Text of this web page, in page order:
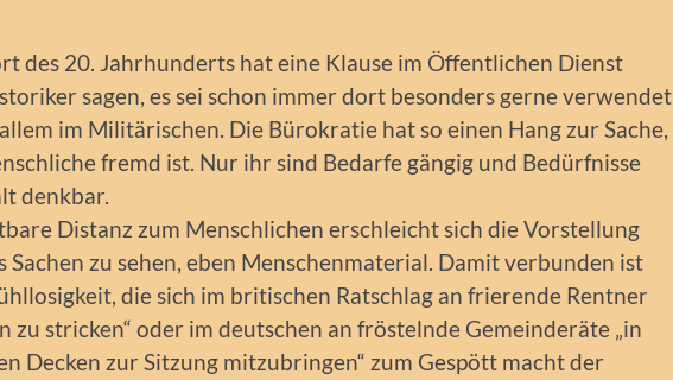
des 20. Jahrhunderts hat eine Klause im Öffentlichen Dienst
sagen, es sei schon immer dort besonders gerne verwendet
im Militärischen. Die Bürokratie hat so einen Hang zur Sache,
fremd ist. Nur ihr sind Bedarfe gängig und Bedürfnisse
denkbar.
Distanz zum Menschlichen erschleicht sich die Vorstellung
Sachen zu sehen, eben Menschenmaterial. Damit verbunden ist
die sich im britischen Ratschlag an frierende Rentner
zu stricken“ oder im deutschen an fröstelnde Gemeinderäte „in
Decken zur Sitzung mitzubringen“ zum Gespött macht der